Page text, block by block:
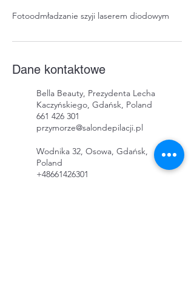
Fotoodmładzanie szyji laserem diodowym
Dane kontaktowe
Bella Beauty, Prezydenta Lecha
Kaczyńskiego, Gdańsk, Poland
661 426 301
przymorze@salondepilacji.pl
Wodnika 32, Osowa, Gdańsk,
Poland
+48661426301